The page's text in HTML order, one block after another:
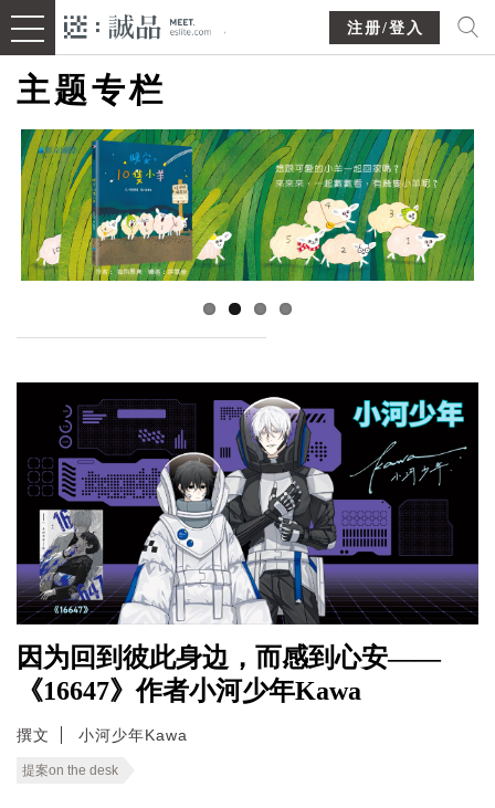
注册/登入
主题专栏
因为回到彼此身边，而感到心安——
《16647》作者小河少年Kawa
撰文 小河少年Kawa
提案on the desk